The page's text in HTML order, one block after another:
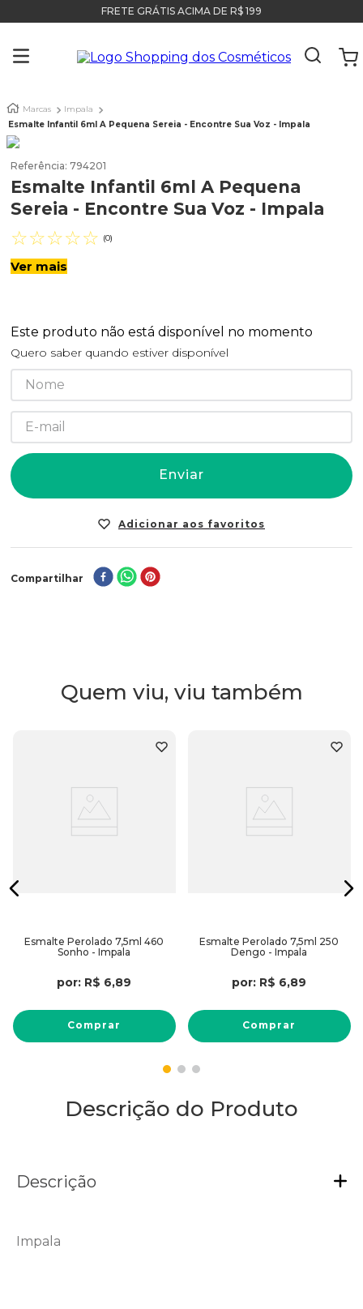
FRETE GRÁTIS ACIMA DE R$ 199
Marcas
Impala
Esmalte Infantil 6ml A Pequena Sereia - Encontre Sua Voz - Impala
Referência: 794201
Esmalte Infantil 6ml A Pequena
Sereia - Encontre Sua Voz - Impala
☆☆☆☆☆ (0)
Ver mais
Este produto não está disponível no momento
Quero saber quando estiver disponível
Enviar
Compartilhar
Quem viu, viu também
Esmalte Perolado 7,5ml 460
Sonho - Impala
por: R$ 6,89
Comprar
Esmalte Perolado 7,5ml 250
Dengo - Impala
por: R$ 6,89
Comprar
Descrição do Produto
Descrição
Impala